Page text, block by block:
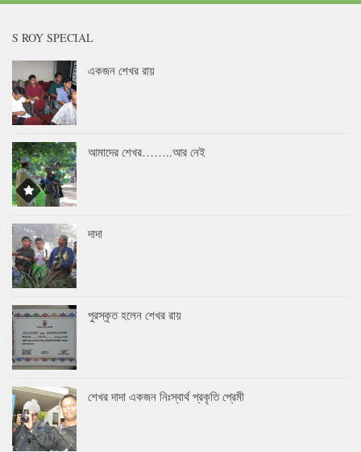
S ROY SPECIAL
একজন শেখর রায়
আমাদের শেখর……..আর নেই
দাদা
পুরস্কৃত হলেন শেখর রায়
শেখর দাদা একজন নিঃস্বার্থ প্রকৃতি প্রেমী